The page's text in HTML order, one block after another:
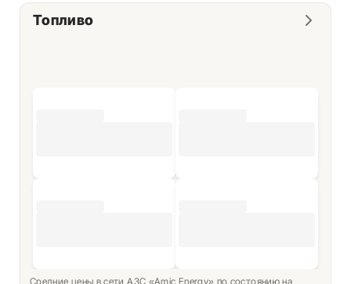
Топливо
Средние цены в сети АЗС «Amic Energy» по состоянию на